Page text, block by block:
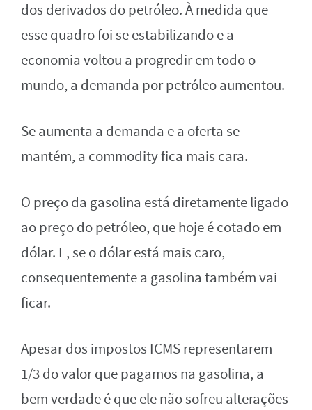
dos derivados do petróleo. À medida que
esse quadro foi se estabilizando e a
economia voltou a progredir em todo o
mundo, a demanda por petróleo aumentou.
Se aumenta a demanda e a oferta se
mantém, a commodity fica mais cara.
O preço da gasolina está diretamente ligado
ao preço do petróleo, que hoje é cotado em
dólar. E, se o dólar está mais caro,
consequentemente a gasolina também vai
ficar.
Apesar dos impostos ICMS representarem
1/3 do valor que pagamos na gasolina, a
bem verdade é que ele não sofreu alterações